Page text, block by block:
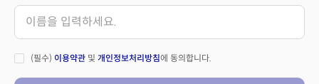
(필수) 이용약관 및 개인정보처리방침에 동의합니다.